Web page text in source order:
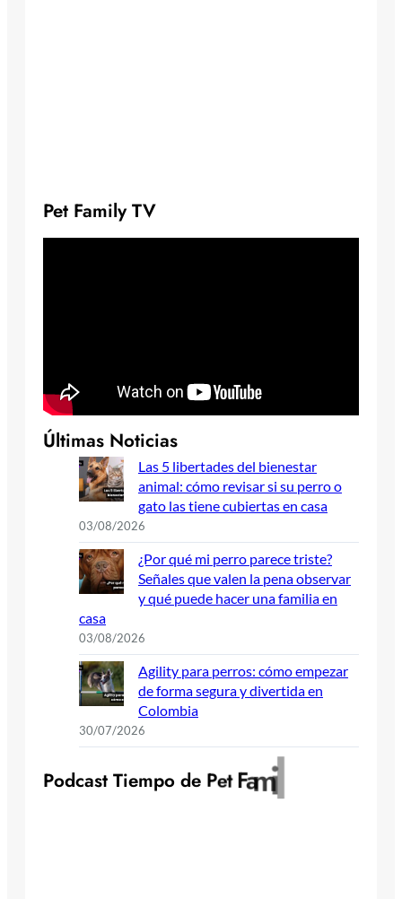
Pet Family TV
Últimas Noticias
Las 5 libertades del bienestar
animal: cómo revisar si su perro o
gato las tiene cubiertas en casa
03/08/2026
¿Por qué mi perro parece triste?
Señales que valen la pena observar
y qué puede hacer una familia en
casa
03/08/2026
Agility para perros: cómo empezar
de forma segura y divertida en
Colombia
30/07/2026
Podcast Tiempo de PetFamil